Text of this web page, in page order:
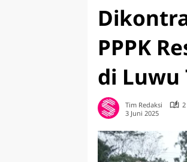
PPPK
di Luwu
Tim Redaksi
3 Juni 2025